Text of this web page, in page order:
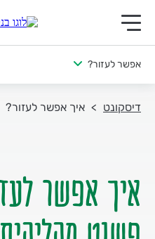
תפריט ראשי לנייד
אפשר לעזור?
דיסקונט איך אפשר לעזור?